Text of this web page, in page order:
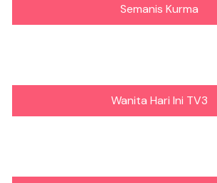
Semanis Kurma
Wanita Hari Ini TV3